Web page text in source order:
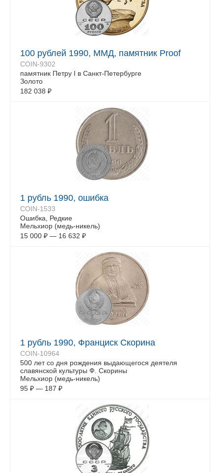
100 рублей 1990, ММД, памятник Proof
COIN-9302
памятник Петру I в Санкт-Петербурге
Золото
182 038 ₽
1 рубль 1990, ошибка
COIN-1533
Ошибка, Редкие
Мельхиор (медь-никель)
15 000 ₽ — 16 632 ₽
1 рубль 1990, Франциск Скорина
COIN-10964
500 лет со дня рождения выдающегося деятеля
славянской культуры Ф. Скорины
Мельхиор (медь-никель)
95 ₽ — 187 ₽